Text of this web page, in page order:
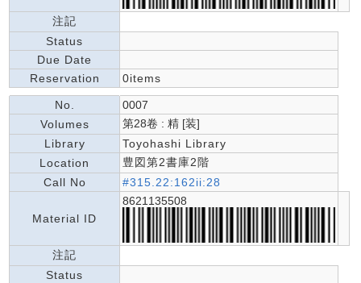
注記
Status
Due Date
Reservation
0items
No.
0007
Volumes
第28卷 : 精 [装]
Library
Toyohashi Library
Location
豊図第2書庫2階
Call No
#315.22:162ii:28
Material ID
8621135508
注記
Status